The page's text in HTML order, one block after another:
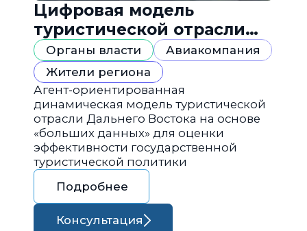
Цифровая модель
туристической отрасли
Дальнего Востока
Органы власти
Авиакомпания
Жители региона
Агент-ориентированная
динамическая модель туристической
отрасли Дальнего Востока на основе
«больших данных» для оценки
эффективности государственной
туристической политики
Подробнее
Консультация